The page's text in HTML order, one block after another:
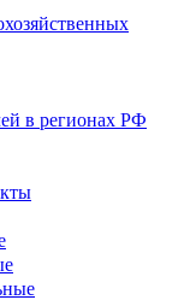
в регионах РФ